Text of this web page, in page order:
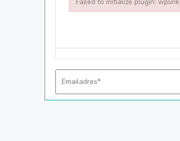
Failed to initialize plugin: wplink